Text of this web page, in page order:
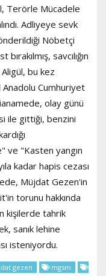
Terörle Mücadele
Adliyeye sevk
Nöbetçi
savcılığın
bu kez
Anadolu Cumhuriyet
olay günü
ile gittiği, benzini
ve "Kasten yangın
kadar hapis cezası
Müjdat Gezen'in
torunu hakkında
kişilerde tahrik
sanık lehine
isteniyordu.
gezen mgsm